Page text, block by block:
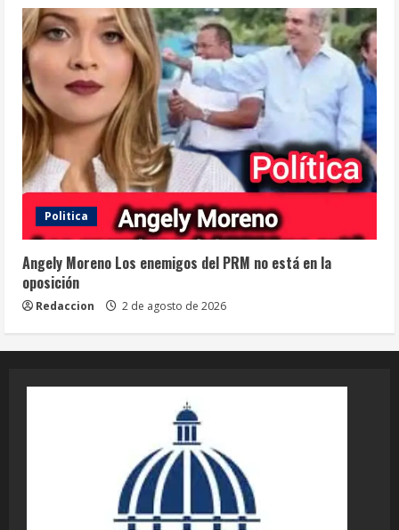
Politica
Angely Moreno Los enemigos del PRM no está en la
oposición
Redaccion 2 de agosto de 2026